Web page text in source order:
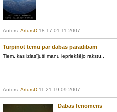
Autors: ArtursD18:17 01.11.2007
Turpinot tēmu par dabas parādībām
Tiem, kas izlasījuši manu iepriekšējo rakstu..
Autors: ArtursD11:21 19.09.2007
Dabas fenomens